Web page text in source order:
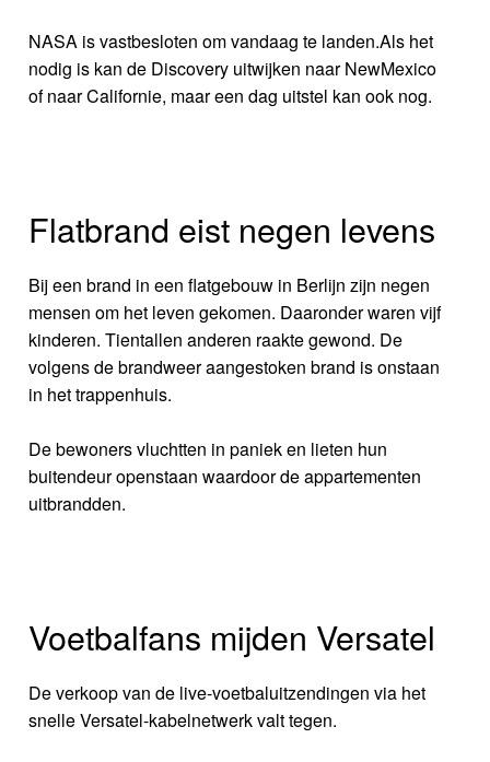
NASA is vastbesloten om vandaag te landen.Als het
nodig is kan de Discovery uitwijken naar NewMexico
of naar Californie, maar een dag uitstel kan ook nog.
Flatbrand eist negen levens
Bij een brand in een flatgebouw in Berlijn zijn negen
mensen om het leven gekomen. Daaronder waren vijf
kinderen. Tientallen anderen raakte gewond. De
volgens de brandweer aangestoken brand is onstaan
in het trappenhuis.
De bewoners vluchtten in paniek en lieten hun
buitendeur openstaan waardoor de appartementen
uitbrandden.
Voetbalfans mijden Versatel
De verkoop van de live-voetbaluitzendingen via het
snelle Versatel-kabelnetwerk valt tegen.